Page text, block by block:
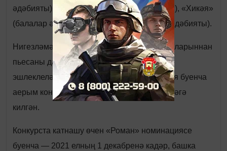
әдәбияты), «Шигырь» (үсмерләр әдәбияты), «Хикәя»
(балалар әдәбияты), «Шигырь» (балалар әдәбияты).
Нигезләмәне әзерләгәндә, комиссия әгъзаларыннан
пьесаны да кертү тәкъдиме булган. Театр
эшлеклеләре берлеге заманча драматургия буенча
аерым конкурс игълан итәчәк, дигән нәтиҗәгә
килгән.
Конкурста катнашу өчен «Роман» номинациясе
буенча — 2021 елның 1 декабренә кадәр, башка